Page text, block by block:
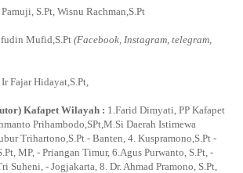
S.Pt, Wisnu Rachman,S.Pt
Mufid,S.Pt (Facebook, Instagram, telegram,
Ir Fajar Hidayat,S.Pt,
Kafapet Wilayah : 1.Farid Dimyati, PP Kafapet
Prihambodo,SPt,M.Si Daerah Istimewa
Trihartono,S.Pt - Banten, 4. Kuspramono,S.Pt -
MP, - Priangan Timur, 6.Agus Purwanto, S.Pt, -
Suheni, - Jogjakarta, 8. Dr. Ahmad Pramono, S.Pt,